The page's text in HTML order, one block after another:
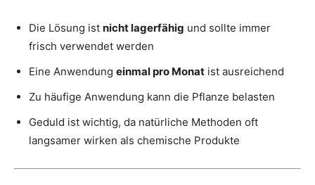
Die Lösung ist nicht lagerfähig und sollte immer
frisch verwendet werden
Eine Anwendung einmal pro Monat ist ausreichend
Zu häufige Anwendung kann die Pflanze belasten
Geduld ist wichtig, da natürliche Methoden oft
langsamer wirken als chemische Produkte